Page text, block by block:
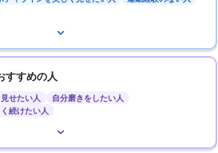
すすめの人
せたい人
自分磨きをしたい人
続けたい人